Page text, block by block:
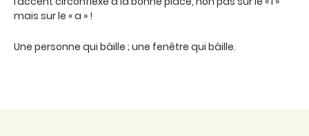
mais sur le « a » !
Une personne qui bâille ; une fenêtre qui bâille.